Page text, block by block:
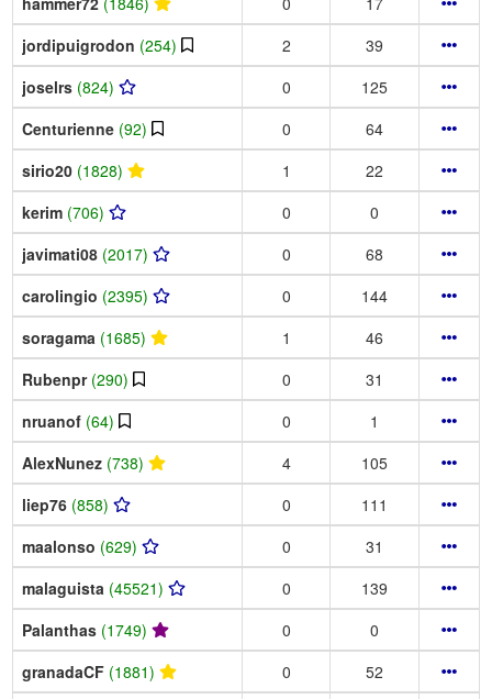
jordipuigrodon (254) 2
39
joselrs (824) 0
125
Centurienne (92) 0
64
sirio20 (1828) 1
22
kerim (706) 0
0
javimati08 (2017) 0
68
carolingio (2395) 0
144
soragama (1685) 1
46
Rubenpr (290) 0
31
nruanof (64) 0
1
AlexNunez (738) 4
105
liep76 (858) 0
111
maalonso (629) 0
31
malaguista (45521) 0
139
Palanthas (1749) 0
0
granadaCF (1881) 0
52